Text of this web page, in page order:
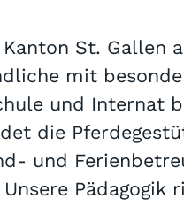
St. Gallen
mit
und Internat
die
und
Unsere